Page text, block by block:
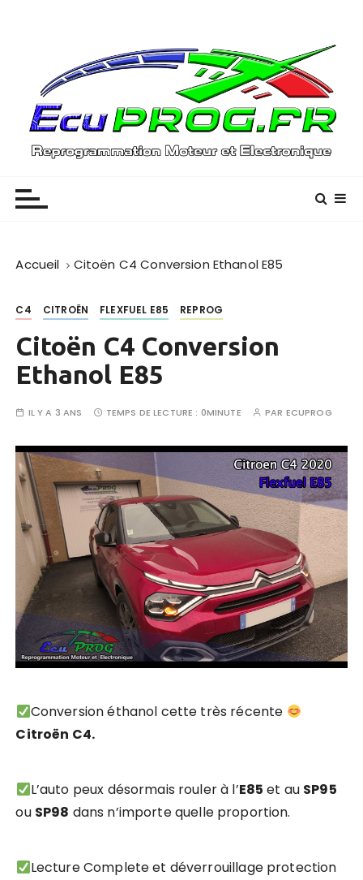
Accueil Citoën C4 Conversion Ethanol E85
C4 CITROËN FLEXFUEL E85 REPROG
Citoën C4 Conversion
Ethanol E85
IL Y A 3 ANS TEMPS DE LECTURE : 0MINUTE PAR ECUPROG
Conversion éthanol cette très récente
Citroën C4.
L’auto peux désormais rouler à l’E85 et au SP95
ou SP98 dans n’importe quelle proportion.
Lecture Complete et déverrouillage protection